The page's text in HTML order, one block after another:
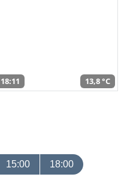
18:11 13,8 °C
15:00 18:00